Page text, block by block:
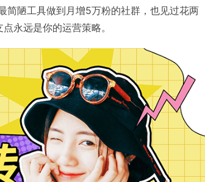
简陋工具做到月增5万粉的社群，也见过花两
永远是你的运营策略。